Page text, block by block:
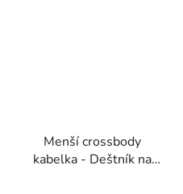
Menší crossbody
kabelka - Deštník na